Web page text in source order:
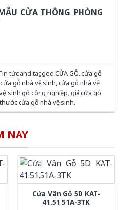
CỬA THÔNG PHÒNG
tức and tagged CỬA GỖ,cửa gỗ
cửa gỗ nhà vệ sinh,cửa gỗ nhà vệ
sinh gỗ công nghiệp,giá cửa gỗ
cửa gỗ nhà vệ sinh.
NAY
Cửa Vân Gỗ 5D KAT-
41.51.51A-3TK